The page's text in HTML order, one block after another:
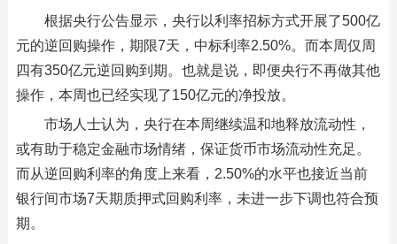
根据央行公告显示，央行以利率招标方式开展了500亿
元的逆回购操作，期限7天，中标利率2.50%。而本周仅周
四有350亿元逆回购到期。也就是说，即便央行不再做其他
操作，本周也已经实现了150亿元的净投放。
市场人士认为，央行在本周继续温和地释放流动性，
或有助于稳定金融市场情绪，保证货币市场流动性充足。
而从逆回购利率的角度上来看，2.50%的水平也接近当前
银行间市场7天期质押式回购利率，未进一步下调也符合预
期。